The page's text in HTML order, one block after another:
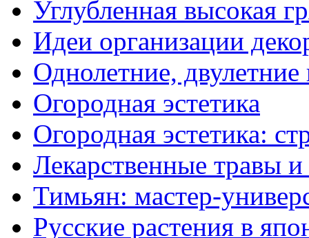
Углубленная высокая
Идеи организации
Однолетние,
Огородная эстетика
Огородная эстетика:
Лекарственные травы и
Тимьян: мастер-
Русские растения в